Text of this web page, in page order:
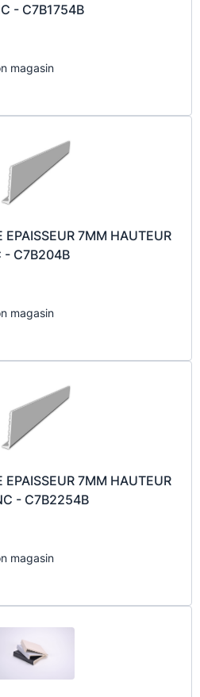
- C7B1754B
magasin
7MM HAUTEUR
- C7B204B
magasin
7MM HAUTEUR
- C7B2254B
magasin